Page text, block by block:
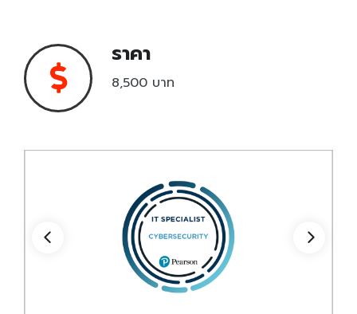
Testing Center
Testing Center
Locations
Certiport Authorized Testing Center (CATC)
ราคา
8,500 บาท